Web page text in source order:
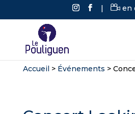
| en
Accueil> Événements >